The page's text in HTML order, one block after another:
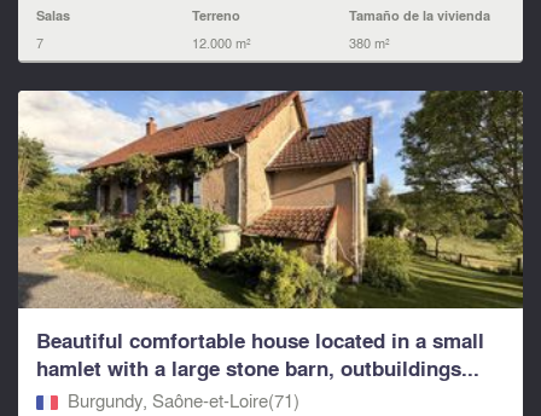
Salas
7
Terreno
12.000 m²
Tamaño de la vivienda
380 m²
Beautiful comfortable house located in a small
hamlet with a large stone barn, outbuildings...
Burgundy, Saône-et-Loire(71)